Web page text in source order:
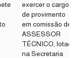
exercer o cargo
de provimento
em comissão de
ASSESSOR
TÉCNICO,
na Secretaria